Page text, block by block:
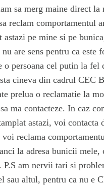
sa merg maine direct la
reclam comportamentul
astazi pe mine si pe
are sens pentru ca este
o persoana cel putin la fel
cineva din cadrul CEC
prelua o reclamatie la
ma contacteze. In caz
astazi, voi contacta
voi reclama
la adresa bunicii mele,
P.S am nervii tari si
sau altul, pentru ca nu e